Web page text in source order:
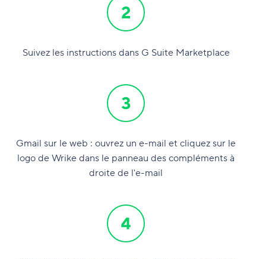
Suivez les instructions dans G Suite Marketplace
Gmail sur le web : ouvrez un e-mail et cliquez sur le
logo de Wrike dans le panneau des compléments à
droite de l'e-mail